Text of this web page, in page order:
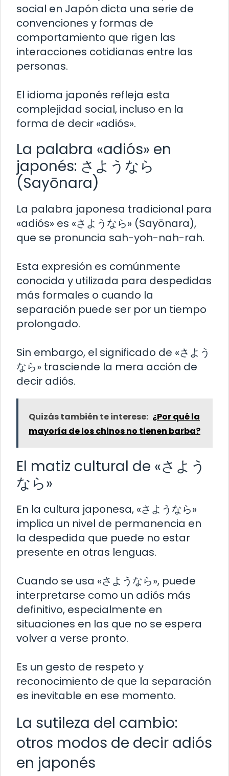
social en Japón dicta una serie de
convenciones y formas de
comportamiento que rigen las
interacciones cotidianas entre las
personas.
El idioma japonés refleja esta
complejidad social, incluso en la
forma de decir «adiós».
La palabra «adiós» en
japonés: さようなら
(Sayōnara)
La palabra japonesa tradicional para
«adiós» es «さようなら» (Sayōnara),
que se pronuncia sah-yoh-nah-rah.
Esta expresión es comúnmente
conocida y utilizada para despedidas
más formales o cuando la
separación puede ser por un tiempo
prolongado.
Sin embargo, el significado de «さよう
なら» trasciende la mera acción de
decir adiós.
Quizás también te interese: ¿Por qué la
mayoría de los chinos no tienen barba?
El matiz cultural de «さよう
なら»
En la cultura japonesa, «さようなら»
implica un nivel de permanencia en
la despedida que puede no estar
presente en otras lenguas.
Cuando se usa «さようなら», puede
interpretarse como un adiós más
definitivo, especialmente en
situaciones en las que no se espera
volver a verse pronto.
Es un gesto de respeto y
reconocimiento de que la separación
es inevitable en ese momento.
La sutileza del cambio:
otros modos de decir adiós
en japonés